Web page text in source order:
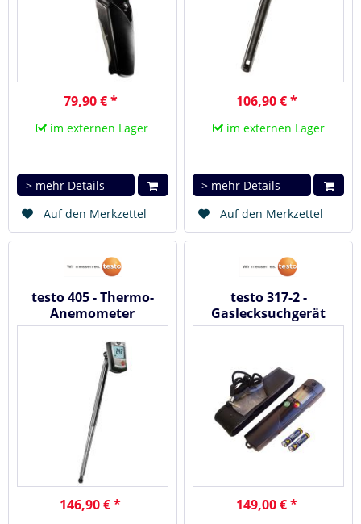
79,90 € *
im externen Lager
> mehr Details
Auf den Merkzettel
106,90 € *
im externen Lager
> mehr Details
Auf den Merkzettel
testo 405 - Thermo-
Anemometer
146,90 € *
testo 317-2 -
Gaslecksuchgerät
149,00 € *